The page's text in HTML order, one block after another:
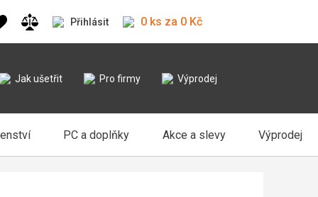
Přihlásit 0 ks za 0 Kč
Jak ušetřit Pro firmy Výprodej
PC a doplňky Akce a slevy Výprodej